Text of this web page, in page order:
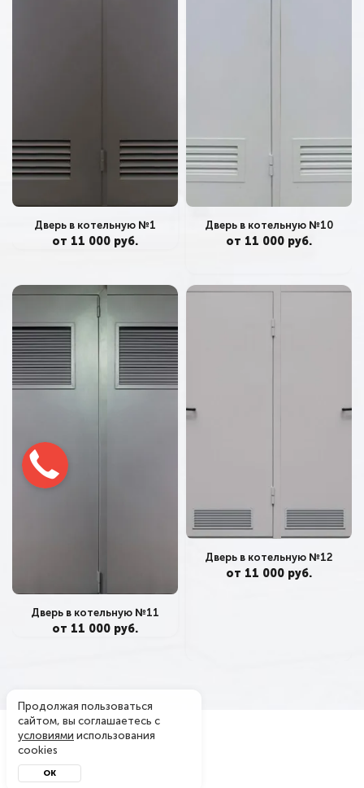
Дверь в котельную №1
от 11 000 руб.
Дверь в котельную №10
от 11 000 руб.
Дверь в котельную №11
от 11 000 руб.
Дверь в котельную №12
от 11 000 руб.
Продолжая пользоваться
сайтом, вы соглашаетесь с
условиями использования
cookies
ОК